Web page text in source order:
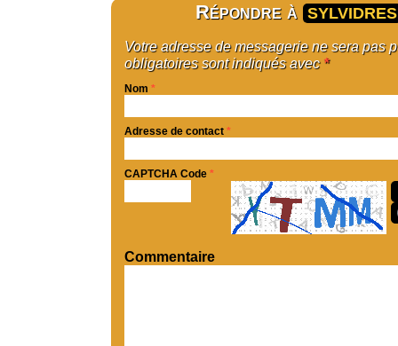
Répondre à SYLVIDRES
Votre adresse de messagerie ne sera pas
obligatoires sont indiqués avec *
Nom *
Adresse de contact *
CAPTCHA Code *
Commentaire